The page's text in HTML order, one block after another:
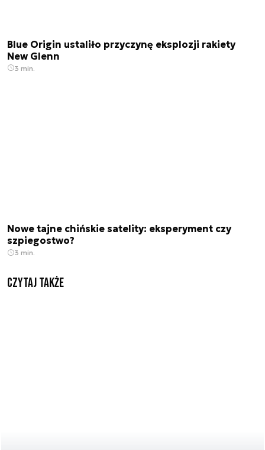
Blue Origin ustaliło przyczynę eksplozji rakiety
New Glenn
3 min.
Nowe tajne chińskie satelity: eksperyment czy
szpiegostwo?
3 min.
Czytaj także